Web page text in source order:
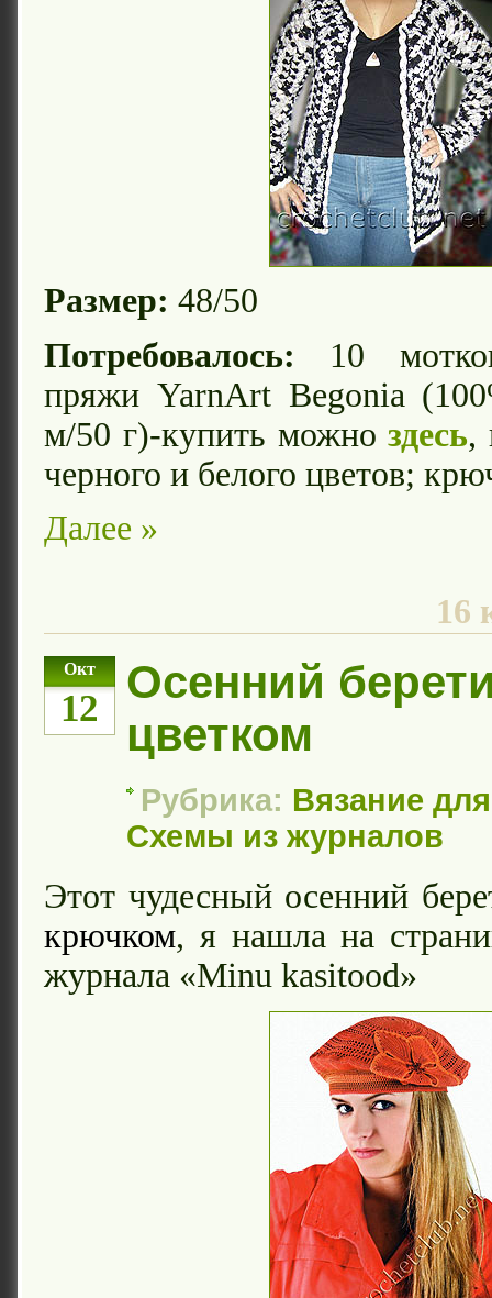
Размер: 48/50
Потребовалось: 10
пряжи YarnArt Begonia
м/50 г)-купить можноздесь,
черного и белого цветов;
Далее »
16
Окт
12
Осенний
цветком
Рубрика: Вязание
Схемы из журналов
Этот чудесный осенний
крючком, я нашла на
журнала «Minu kasitood»